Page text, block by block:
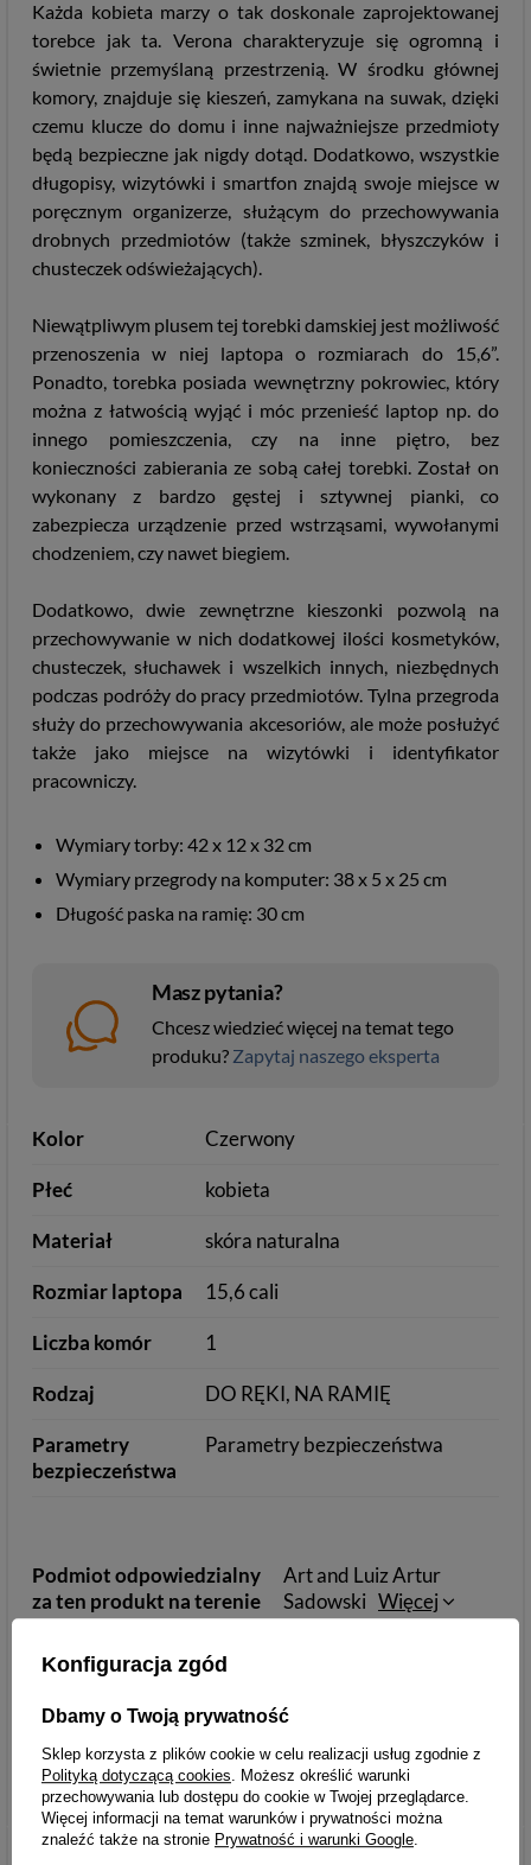
Każda kobieta marzy o tak doskonale zaprojektowanej
torebce jak ta. Verona charakteryzuje się ogromną i
świetnie przemyślaną przestrzenią. W środku głównej
komory, znajduje się kieszeń, zamykana na suwak, dzięki
czemu klucze do domu i inne najważniejsze przedmioty
będą bezpieczne jak nigdy dotąd. Dodatkowo, wszystkie
długopisy, wizytówki i smartfon znajdą swoje miejsce w
poręcznym organizerze, służącym do przechowywania
drobnych przedmiotów (także szminek, błyszczyków i
chusteczek odświeżających).
Niewątpliwym plusem tej torebki damskiej jest możliwość
przenoszenia w niej laptopa o rozmiarach do 15,6”.
Ponadto, torebka posiada wewnętrzny pokrowiec, który
można z łatwością wyjąć i móc przenieść laptop np. do
innego pomieszczenia, czy na inne piętro, bez
konieczności zabierania ze sobą całej torebki. Został on
wykonany z bardzo gęstej i sztywnej pianki, co
zabezpiecza urządzenie przed wstrząsami, wywołanymi
chodzeniem, czy nawet biegiem.
Dodatkowo, dwie zewnętrzne kieszonki pozwolą na
przechowywanie w nich dodatkowej ilości kosmetyków,
chusteczek, słuchawek i wszelkich innych, niezbędnych
podczas podróży do pracy przedmiotów. Tylna przegroda
służy do przechowywania akcesoriów, ale może posłużyć
także jako miejsce na wizytówki i identyfikator
pracowniczy.
Wymiary torby: 42 x 12 x 32 cm
Wymiary przegrody na komputer: 38 x 5 x 25 cm
Długość paska na ramię: 30 cm
Masz pytania?
Chcesz wiedzieć więcej na temat tego
produku? Zapytaj naszego eksperta
Kolor Czerwony
Płeć kobieta
Materiał skóra naturalna
Rozmiar laptopa 15,6 cali
Liczba komór 1
Rodzaj DO RĘKI, NA RAMIĘ
Parametry
bezpieczeństwa
Parametry bezpieczeństwa
Podmiot odpowiedzialny
za ten produkt na terenie
UE
Art and Luiz Artur
Sadowski Więcej
Torby damskie
Konfiguracja zgód
Dbamy o Twoją prywatność
Sklep korzysta z plików cookie w celu realizacji usług zgodnie z
Polityką dotyczącą cookies . Możesz określić warunki
przechowywania lub dostępu do cookie w Twojej przeglądarce.
Więcej informacji na temat warunków i prywatności można
znaleźć także na stronie Prywatność i warunki Google